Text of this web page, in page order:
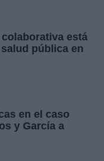
está
pública en
en el caso
y García a